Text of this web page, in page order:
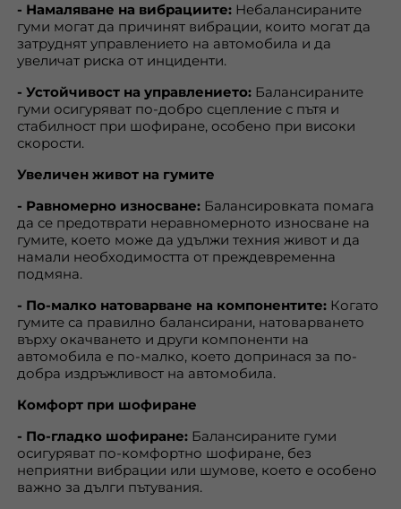
- Намаляване на вибрациите: Небалансираните
гуми могат да причинят вибрации, които могат да
затруднят управлението на автомобила и да
увеличат риска от инциденти.
- Устойчивост на управлението: Балансираните
гуми осигуряват по-добро сцепление с пътя и
стабилност при шофиране, особено при високи
скорости.
Увеличен живот на гумите
- Равномерно износване: Балансировката помага
да се предотврати неравномерното износване на
гумите, което може да удължи техния живот и да
намали необходимостта от преждевременна
подмяна.
- По-малко натоварване на компонентите: Когато
гумите са правилно балансирани, натоварването
върху окачването и други компоненти на
автомобила е по-малко, което допринася за по-
добра издръжливост на автомобила.
Комфорт при шофиране
- По-гладко шофиране: Балансираните гуми
осигуряват по-комфортно шофиране, без
неприятни вибрации или шумове, което е особено
важно за дълги пътувания.